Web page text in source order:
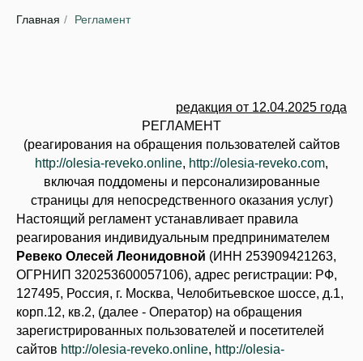
Главная / Регламент
редакция от 12.04.2025 года
РЕГЛАМЕНТ
(реагирования на обращения пользователей сайтов
http://olesia-reveko.online, http://olesia-reveko.com,
включая поддомены и персонализированные
страницы для непосредственного оказания услуг)
Настоящий регламент устанавливает правила
реагирования индивидуальным предпринимателем
Ревеко Олесей Леонидовной (ИНН 253909421263,
ОГРНИП 320253600057106), адрес регистрации: РФ,
127495, Россия, г. Москва, Челобитьевское шоссе, д.1,
корп.12, кв.2, (далее - Оператор) на обращения
зарегистрированных пользователей и посетителей
сайтов http://olesia-reveko.online, http://olesia-